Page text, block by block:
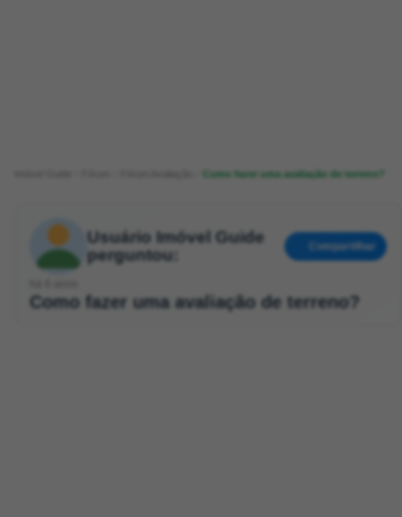
Como fazer uma avaliação de terreno?
Usuário Imóvel Guide
perguntou:
Compartilhar
Como fazer uma avaliação de terreno?